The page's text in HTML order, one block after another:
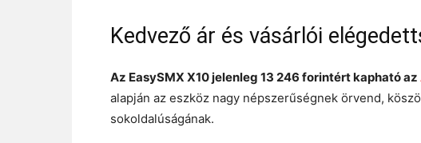
Kedvező ár és vásárlói
Az EasySMX X10 jelenleg 13 246 forintért kapható az
alapján az eszköz nagy népszerűségnek örvend,
sokoldalúságának.